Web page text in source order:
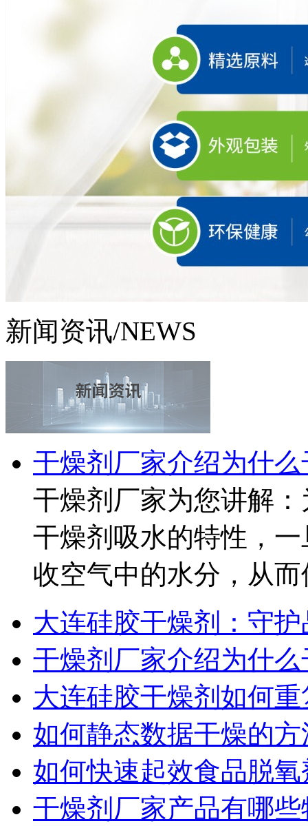
新闻资讯/NEWS
干燥剂厂家介绍为什么
干燥剂厂家为您讲解
干燥剂吸水的特性，
收空气中的水分，从而
大连硅胶干燥剂：守
干燥剂厂家介绍为什
大连硅胶干燥剂如何
如何静态数据干燥的
如何快速起效食品脱
干燥剂厂家产品有哪些